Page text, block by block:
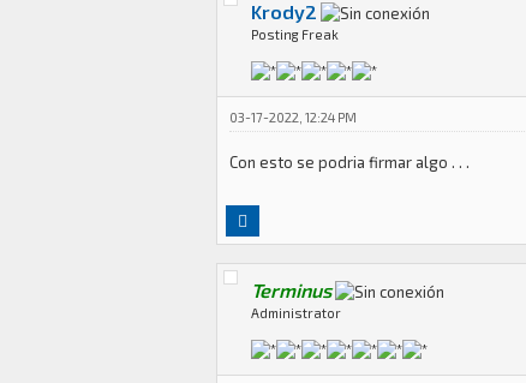
Krody2
Posting Freak
03-17-2022, 12:24 PM
Con esto se podria firmar algo . . .
Terminus
Administrator